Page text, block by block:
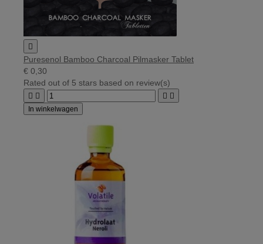

Puresenol Bamboo Charcoal Pilmasker Tablet
€ 0,30
Rated out of 5 stars based on review(s)
   
In winkelwagen